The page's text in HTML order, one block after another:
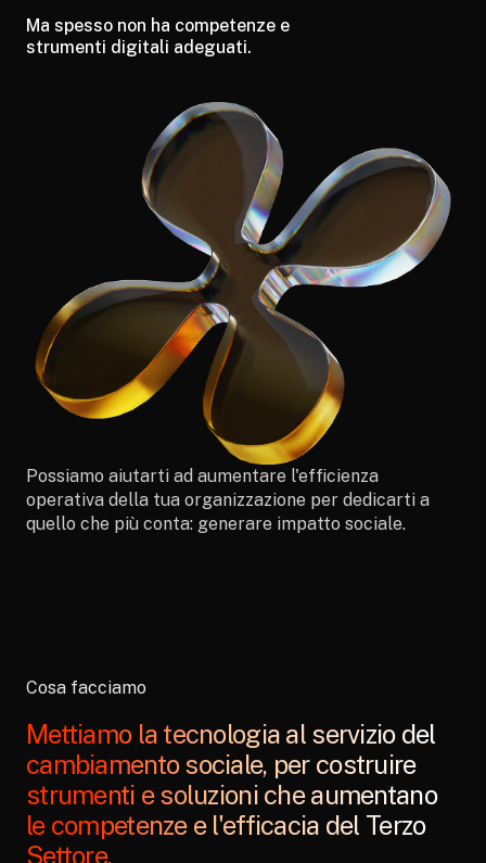
Ma spesso non ha competenze e
strumenti digitali adeguati.
Possiamo aiutarti ad aumentare l'efficienza
operativa della tua organizzazione per dedicarti a
quello che più conta: generare impatto sociale.
Cosa facciamo
Mettiamo la tecnologia al servizio del
cambiamento sociale, per costruire
strumenti e soluzioni che aumentano
le competenze e l'efficacia del Terzo
Settore.